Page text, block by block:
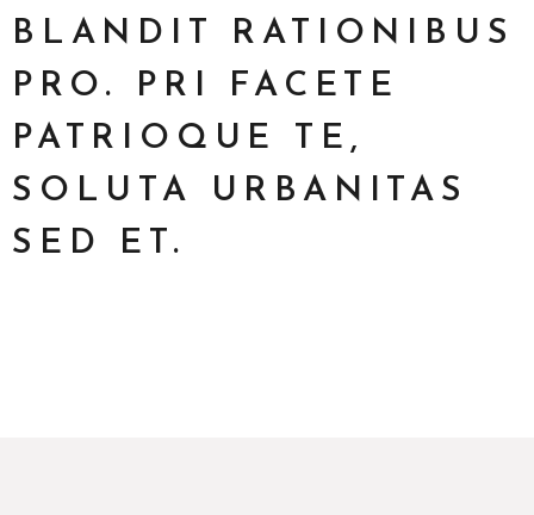
BLANDIT RATIONIBUS
PRO. PRI FACETE
PATRIOQUE TE,
SOLUTA URBANITAS
SED ET.